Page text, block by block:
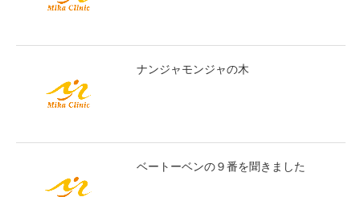
ナンジャモンジャの木
ベートーベンの９番を聞きました